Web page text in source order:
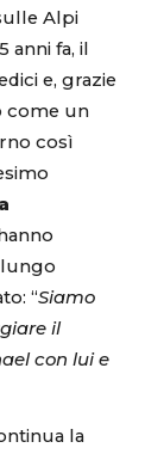
Alpi
anni fa, il
e, grazie
come un
così
“Siamo
il
con lui e
la